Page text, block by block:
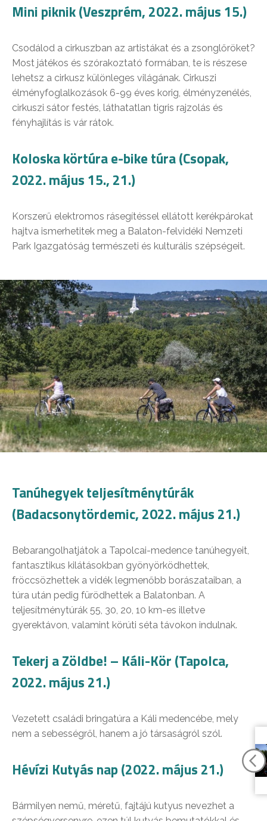
Mini piknik (Veszprém, 2022. május 15.)
Csodálod a cirkuszban az artistákat és a zsonglőröket?
Most játékos és szórakoztató formában, te is részese
lehetsz a cirkusz különleges világának. Cirkuszi
élményfoglalkozások 6-99 éves korig, élményzenélés,
cirkuszi sátor festés, láthatatlan tigris rajzolás és
fényhajlítás is vár rátok.
Koloska körtúra e-bike túra (Csopak,
2022. május 15., 21.)
Korszerű elektromos rásegítéssel ellátott kerékpárokat
hajtva ismerhetitek meg a Balaton-felvidéki Nemzeti
Park Igazgatóság természeti és kulturális szépségeit.
Tanúhegyek teljesítménytúrák
(Badacsonytördemic, 2022. május 21.)
Bebarangolhatjátok a Tapolcai-medence tanúhegyeit,
fantasztikus kilátásokban gyönyörködhettek,
fröccsözhettek a vidék legmenőbb borászataiban, a
túra után pedig fürödhettek a Balatonban. A
teljesítménytúrák 55, 30, 20, 10 km-es illetve
gyerektávon, valamint körúti séta távokon indulnak.
Tekerj a Zöldbe! – Káli-Kör (Tapolca,
2022. május 21.)
Vezetett családi bringatúra a Káli medencébe, mely
nem a sebességről, hanem a jó társaságról szól.
Hévízi Kutyás nap (2022. május 21.)
Bármilyen nemű, méretű, fajtájú kutyus nevezhet a